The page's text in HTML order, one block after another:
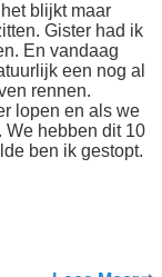
blijkt maar
Gister had ik
En vandaag
een nog al
rennen.
lopen en als we
We hebben dit 10
ben ik gestopt.